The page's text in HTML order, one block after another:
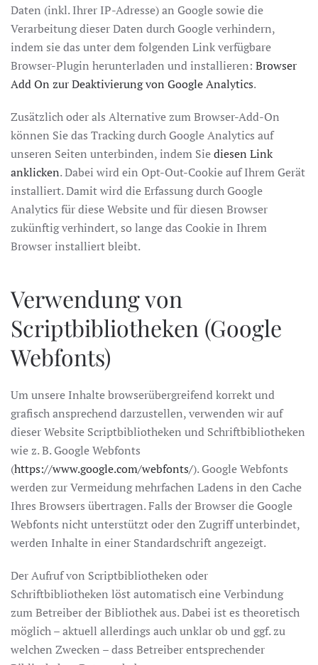
Daten (inkl. Ihrer IP-Adresse) an Google sowie die
Verarbeitung dieser Daten durch Google verhindern,
indem sie das unter dem folgenden Link verfügbare
Browser-Plugin herunterladen und installieren: Browser
Add On zur Deaktivierung von Google Analytics.
Zusätzlich oder als Alternative zum Browser-Add-On
können Sie das Tracking durch Google Analytics auf
unseren Seiten unterbinden, indem Siediesen Link
anklicken. Dabei wird ein Opt-Out-Cookie auf Ihrem Gerät
installiert. Damit wird die Erfassung durch Google
Analytics für diese Website und für diesen Browser
zukünftig verhindert, so lange das Cookie in Ihrem
Browser installiert bleibt.
Verwendung von
Scriptbibliotheken (Google
Webfonts)
Um unsere Inhalte browserübergreifend korrekt und
grafisch ansprechend darzustellen, verwenden wir auf
dieser Website Scriptbibliotheken und Schriftbibliotheken
wie z. B. Google Webfonts
(https://www.google.com/webfonts/). Google Webfonts
werden zur Vermeidung mehrfachen Ladens in den Cache
Ihres Browsers übertragen. Falls der Browser die Google
Webfonts nicht unterstützt oder den Zugriff unterbindet,
werden Inhalte in einer Standardschrift angezeigt.
Der Aufruf von Scriptbibliotheken oder
Schriftbibliotheken löst automatisch eine Verbindung
zum Betreiber der Bibliothek aus. Dabei ist es theoretisch
möglich – aktuell allerdings auch unklar ob und ggf. zu
welchen Zwecken – dass Betreiber entsprechender